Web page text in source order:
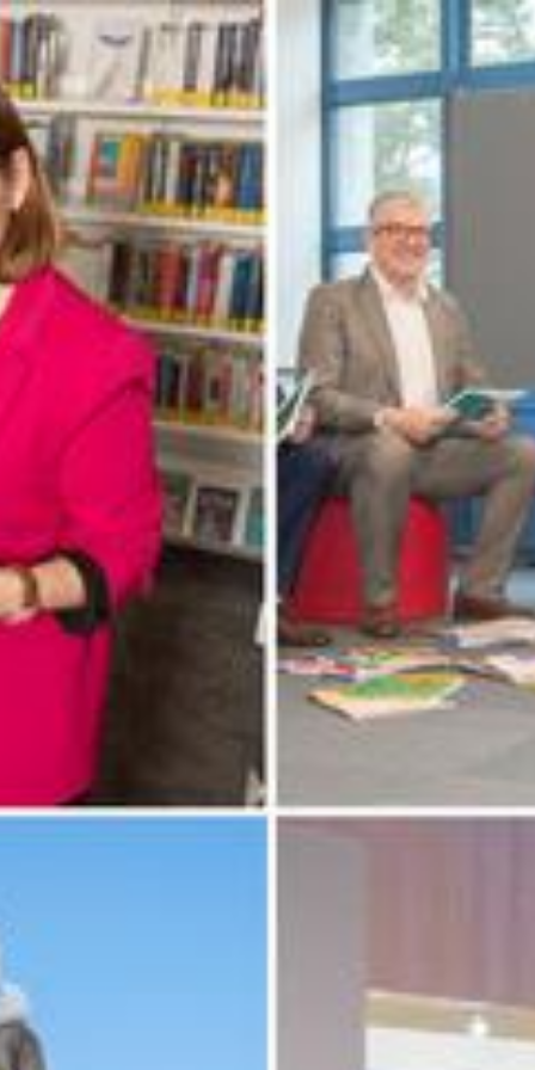
Zum Hauptinhalt springen Abo
Menü
Leben und Freizeit
Hut und Kragen aus Schnee,
gemeinsames Sprachlehrmittel und
Naturstücke
Jede Woche präsentieren wir euch an dieser Stelle sieben
eindrückliche Bilder unserer Fotografinnen aus der vergangenen
Olivia Aebli-Item
23.01.2022, 04:30 Uhr